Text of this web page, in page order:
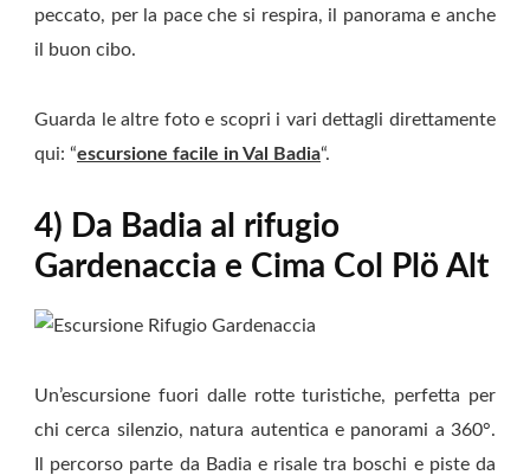
peccato, per la pace che si respira, il panorama e anche
il buon cibo.
Guarda le altre foto e scopri i vari dettagli direttamente
qui: “escursione facile in Val Badia“.
4) Da Badia al rifugio
Gardenaccia e Cima Col Plö Alt
Un’escursione fuori dalle rotte turistiche, perfetta per
chi cerca silenzio, natura autentica e panorami a 360°.
Il percorso parte da Badia e risale tra boschi e piste da